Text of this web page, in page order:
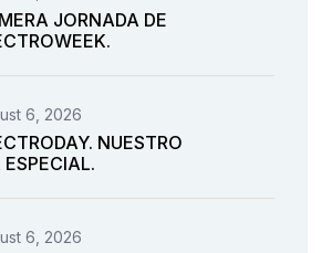
JORNADA DE
6, 2026
NUESTRO
ESPECIAL.
6, 2026